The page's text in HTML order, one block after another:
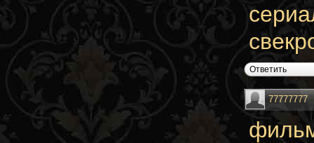
Ответить
77777777